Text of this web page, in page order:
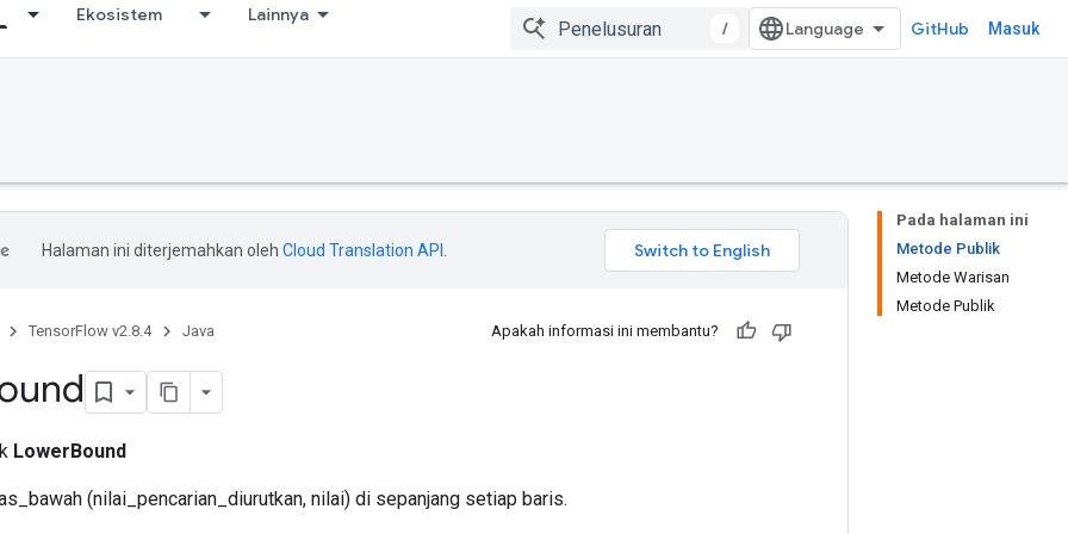
Ekosistem Lainnya
/ GitHub Masuk
Pada halaman ini
Metode Publik
Metode Warisan
Metode Publik
Halaman ini diterjemahkan oleh Cloud Translation API
TensorFlow v2.8.4 Java Apakah informasi ini membantu?
LowerBound
(nilai_pencarian_diurutkan, nilai) di sepanjang setiap baris.